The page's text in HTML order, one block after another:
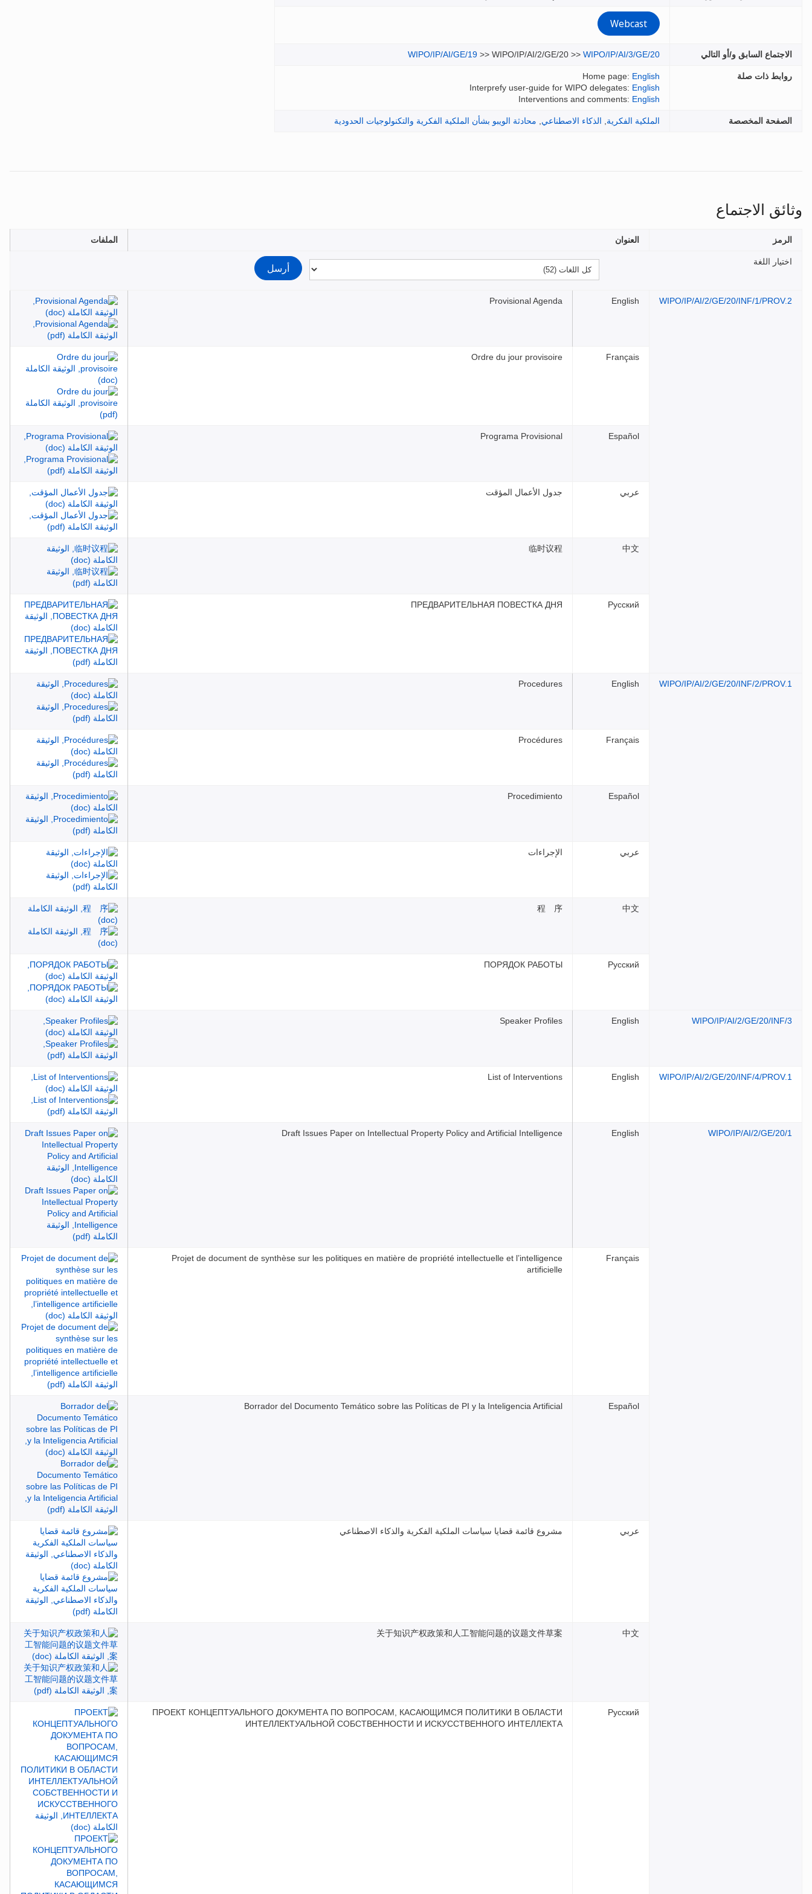
Webcast
الاجتماع السابق و/أو التالي WIPO/IP/AI/GE/19 >> WIPO/IP/AI/2/GE/20 >> WIPO/IP/AI/3/GE/20
روابط ذات صلة Home page: English
Interprefy user-guide for WIPO delegates: English
Interventions and comments: English
الصفحة المخصصة الملكية الفكرية الذكاء الاصطناعي محادثة الويبو بشأن الملكية الفكرية والتكنولوجيات الحدودية
وثائق الاجتماع
اختيار اللغة
الرمز العنوان الملفات
WIPO/IP/AI/2/GE/20/INF/1/PROV.2
English
Provisional Agenda
Français
Ordre du jour provisoire
Español
Programa Provisional
عربي جدول الأعمال المؤقت
中文
临时议程
Русский
ПРЕДВАРИТЕЛЬНАЯ ПОВЕСТКА ДНЯ
WIPO/IP/AI/2/GE/20/INF/2/PROV.1
English
Procedures
Français
Procédures
Español
Procedimiento
عربي الإجراءات
中文
程 序
Русский
ПОРЯДОК РАБОТЫ
WIPO/IP/AI/2/GE/20/INF/3
English
Speaker Profiles
WIPO/IP/AI/2/GE/20/INF/4/PROV.1
English
List of Interventions
WIPO/IP/AI/2/GE/20/1
English
Draft Issues Paper on Intellectual Property Policy and Artificial Intelligence
Français
Projet de document de synthèse sur les politiques en matière de propriété intellectuelle et l’intelligence
artificielle
Español
Borrador del Documento Temático sobre las Políticas de PI y la Inteligencia Artificial
عربي مشروع قائمة قضايا سياسات الملكية الفكرية والذكاء الاصطناعي
中文
关于知识产权政策和人工智能问题的议题文件草案
Русский
ПРОЕКТ КОНЦЕПТУАЛЬНОГО ДОКУМЕНТА ПО ВОПРОСАМ, КАСАЮЩИМСЯ ПОЛИТИКИ В ОБЛАСТИ
ИНТЕЛЛЕКТУАЛЬНОЙ СОБСТВЕННОСТИ И ИСКУССТВЕННОГО ИНТЕЛЛЕКТА